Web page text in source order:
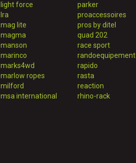
light force
lra
mag lite
magma
manson
marinco
marks4wd
marlow ropes
milford
msa international
parker
proaccessoires
pros by ditel
quad 202
race sport
randoequipement
rapido
rasta
reaction
rhino-rack